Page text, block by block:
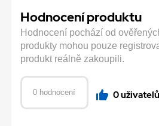
Hodnocení produktu
Hodnocení pochází od
produkty mohou pouze
produkt reálně zakoupili.
0 hodnocení 0